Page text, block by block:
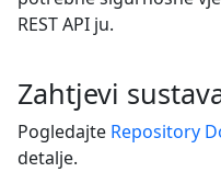
REST API ju.
Zahtjevi
Pogledajte Repository
detalje.